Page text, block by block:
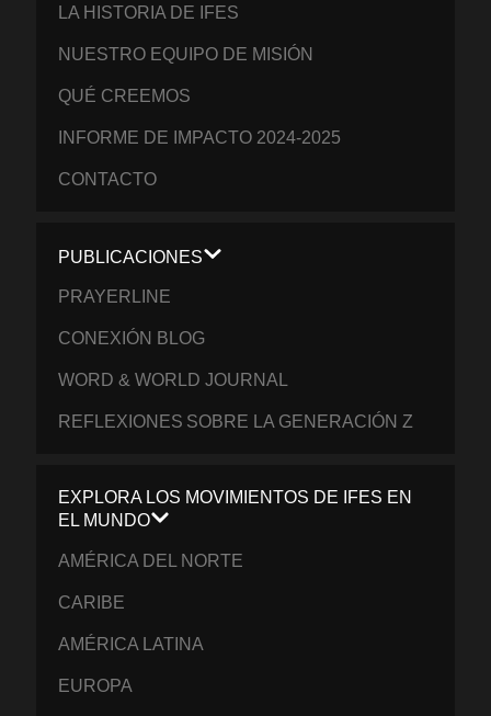
LA HISTORIA DE IFES
NUESTRO EQUIPO DE MISIÓN
QUÉ CREEMOS
INFORME DE IMPACTO 2024-2025
CONTACTO
PUBLICACIONES
PRAYERLINE
CONEXIÓN BLOG
WORD & WORLD JOURNAL
REFLEXIONES SOBRE LA GENERACIÓN Z
EXPLORA LOS MOVIMIENTOS DE IFES EN
EL MUNDO
AMÉRICA DEL NORTE
CARIBE
AMÉRICA LATINA
EUROPA